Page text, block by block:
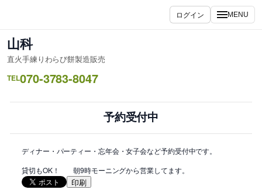
ス
キ
ッ
ログイン MENU
山科
直火手練りわらび餅製造販売
TEL070-3783-8047
予約受付中
ディナー・パーティー・忘年会・女子会など予約受付中です。
貸切もOK！ 朝9時モーニングから営業してます。
印刷